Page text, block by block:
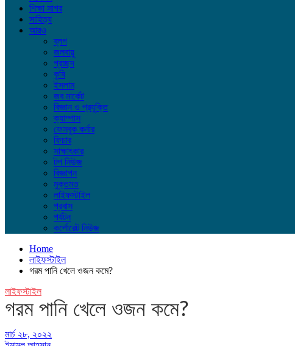
শিক্ষা সাগর
সাহিত্য
আরও
ব্লগ
জলবায়ু
প্রচ্ছদ
কৃষি
ইসলাম
জব মার্কেট
বিজ্ঞান ও প্রযুক্তি
ক্যাম্পাস
ফেসবুক কর্নার
ফিচার
সাক্ষাৎকার
টপ নিউজ
বিজ্ঞাপন
মুক্তমত
লাইফস্টাইল
প্রবাস
পর্যটন
কর্পোরেট নিউজ
Home
লাইফস্টাইল
গরম পানি খেলে ওজন কমে?
লাইফস্টাইল
গরম পানি খেলে ওজন কমে?
মার্চ ২৮, ২০২২